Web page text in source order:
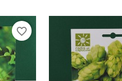
favorite_border